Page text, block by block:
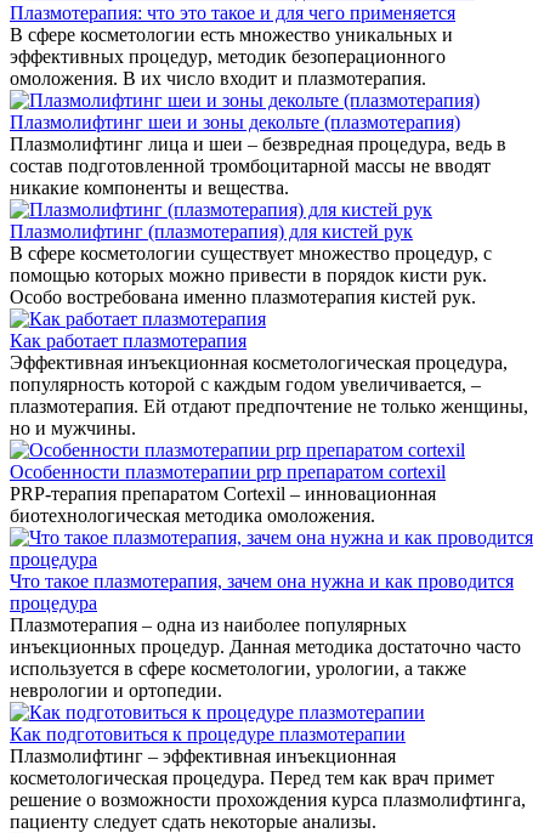
Плазмотерапия: что это такое и для чего применяется
В сфере косметологии есть множество уникальных и
эффективных процедур, методик безоперационного
омоложения. В их число входит и плазмотерапия.
Плазмолифтинг шеи и зоны декольте (плазмотерапия)
Плазмолифтинг лица и шеи – безвредная процедура, ведь в
состав подготовленной тромбоцитарной массы не вводят
никакие компоненты и вещества.
Плазмолифтинг (плазмотерапия) для кистей рук
В сфере косметологии существует множество процедур, с
помощью которых можно привести в порядок кисти рук.
Особо востребована именно плазмотерапия кистей рук.
Как работает плазмотерапия
Эффективная инъекционная косметологическая процедура,
популярность которой с каждым годом увеличивается, –
плазмотерапия. Ей отдают предпочтение не только женщины,
но и мужчины.
Особенности плазмотерапии prp препаратом cortexil
PRP-терапия препаратом Cortexil – инновационная
биотехнологическая методика омоложения.
Что такое плазмотерапия, зачем она нужна и как проводится
процедура
Плазмотерапия – одна из наиболее популярных
инъекционных процедур. Данная методика достаточно часто
используется в сфере косметологии, урологии, а также
неврологии и ортопедии.
Как подготовиться к процедуре плазмотерапии
Плазмолифтинг – эффективная инъекционная
косметологическая процедура. Перед тем как врач примет
решение о возможности прохождения курса плазмолифтинга,
пациенту следует сдать некоторые анализы.